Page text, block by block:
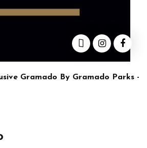
Gramado By Gramado Parks -